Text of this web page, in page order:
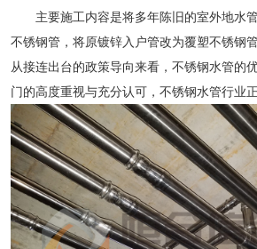
主要施工内容是将多年陈旧的室外地水
不锈钢管，将原镀锌入户管改为覆塑不锈钢
从接连出台的政策导向来看， 不锈钢水管的
门的高度重视与充分认可， 不锈钢水管行业